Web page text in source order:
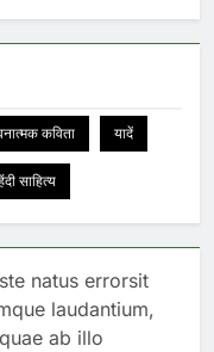
कविता यादें
साहित्य
natus errorsit
laudantium,
ab illo